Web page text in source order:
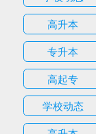
高升本
专升本
高起专
学校动态